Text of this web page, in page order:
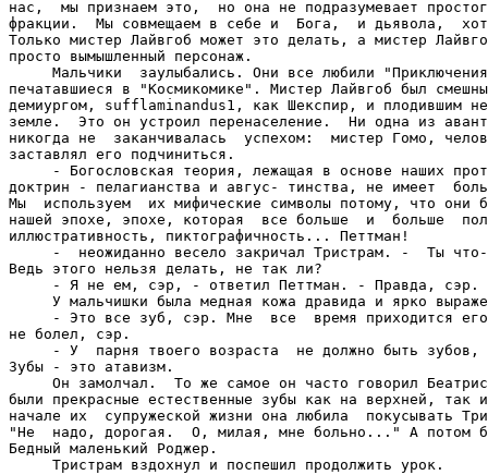
нас,  мы признаем это,  но она не подразумевает
фракции.  Мы совмещаем в себе и  Бога,  и дьявола,
Только мистер Лайвгоб может это делать, а мистер
просто вымышленный персонаж.
Мальчики  заулыбались. Они все любили
печатавшиеся в "Космикомике". Мистер Лайвгоб был
демиургом, sufflaminandus1, как Шекспир, и плодившим
земле.  Это он устроил перенаселение.  Ни одна из
никогда не  заканчивалась  успехом:  мистер Гомо,
заставлял его подчиниться.
- Богословская теория, лежащая в основе наших
доктрин - пелагианства и авгус- тинства, не имеет
Мы  используем  их мифические символы потому, что они
нашей эпохе, эпохе, которая  все больше  и  больше
иллюстративность, пиктографичность... Петтман!
-  неожиданно весело закричал Тристрам. -  Ты
Ведь этого нельзя делать, не так ли?
     - Я не ем, сэр, - ответил Петтман. - Правда, сэр.
У мальчишки была медная кожа дравида и ярко
- Это все зуб, сэр. Мне  все  время приходится
не болел, сэр.
- У  парня твоего возраста  не должно быть зубов,
Зубы - это атавизм.
Он замолчал.  То же самое он часто говорил
были прекрасные естественные зубы как на верхней, так
начале их  супружеской жизни она любила  покусывать
"Не  надо, дорогая.  О, милая, мне больно..." А потом
Бедный маленький Роджер.
     Тристрам вздохнул и поспешил продолжить урок.